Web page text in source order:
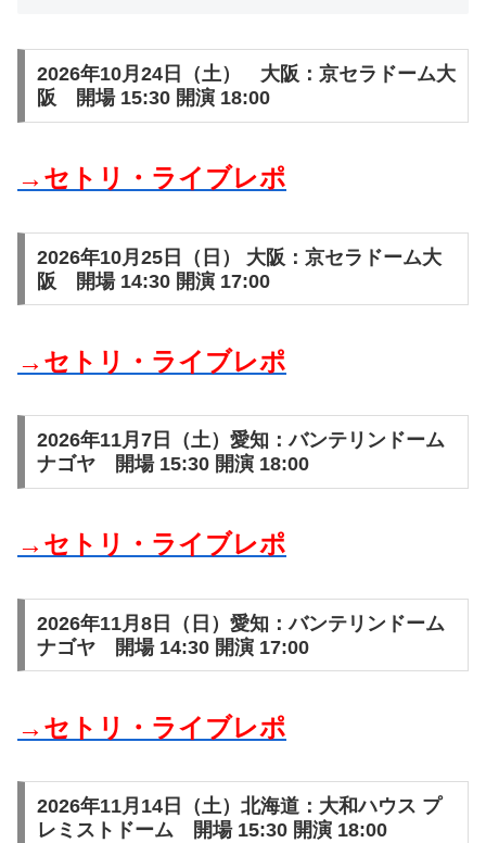
2026年10月24日（土） 大阪：京セラドーム大
阪 開場 15:30 開演 18:00
→セトリ・ライブレポ
2026年10月25日（日） 大阪：京セラドーム大
阪 開場 14:30 開演 17:00
→セトリ・ライブレポ
2026年11月7日（土）愛知：バンテリンドーム
ナゴヤ 開場 15:30 開演 18:00
→セトリ・ライブレポ
2026年11月8日（日）愛知：バンテリンドーム
ナゴヤ 開場 14:30 開演 17:00
→セトリ・ライブレポ
2026年11月14日（土）北海道：大和ハウス プ
レミストドーム 開場 15:30 開演 18:00